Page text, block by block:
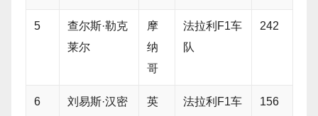
5
查尔斯·勒克
莱尔
摩
纳
哥
法拉利F1车
队
242
6
刘易斯·汉密
英
法拉利F1车
156